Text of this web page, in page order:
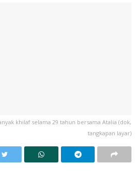
khilaf selama 29 tahun bersama Atalia (dok,
tangkapan layar)